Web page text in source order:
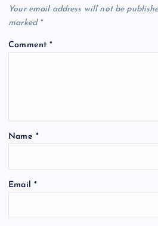
Your email address will not be
marked *
Comment*
Name *
Email *